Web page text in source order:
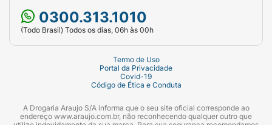
0300.313.1010
(Todo Brasil) Todos os dias, 06h às 00h
Termo de Uso
Portal da Privacidade
Covid-19
Código de Ética e Conduta
A Drogaria Araujo S/A informa que o seu site oficial corresponde ao
endereço www.araujo.com.br, não reconhecendo qualquer outro que